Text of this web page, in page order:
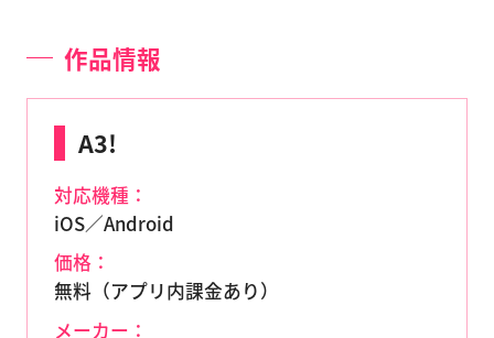
作品情報
A3!
対応機種：
iOS／Android
価格：
無料（アプリ内課金あり）
メーカー：